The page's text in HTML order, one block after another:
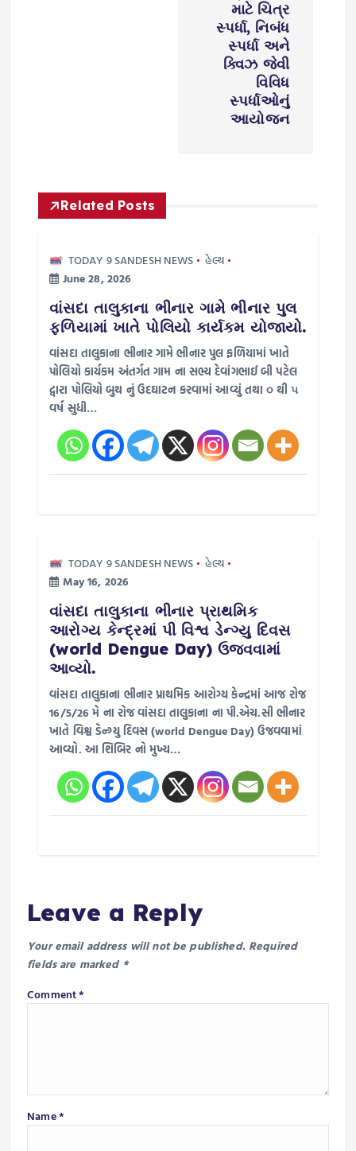
n
માટે ચિત્ર
સ્પર્ધા, નિબંધ
સ્પર્ધા અને
ક્વિઝ જેવી
વિવિધ
સ્પર્ધાઓનું
આયોજન
Related Posts
TODAY 9 SANDESH NEWS
હેલ્થ
June 28, 2026
વાંસદા તાલુકાના ભીનાર ગામે ભીનાર પુલ
ફળિયામાં ખાતે પોલિયો કાર્યકમ યોજાયો.
વાંસદા તાલુકાના ભીનાર ગામે ભીનાર પુલ ફળિયામાં ખાતે
પોલિયો કાર્યકમ અંતર્ગત ગામ ના સભ્ય દેવાંગભાઈ બી પટેલ
દ્વારા પોલિયો બુથ નું ઉદઘાટન કરવામાં આવ્યું તથા ૦ થી ૫
વર્ષ સુધી…
TODAY 9 SANDESH NEWS
હેલ્થ
May 16, 2026
વાંસદા તાલુકાના ભીનાર પ્રાથમિક
આરોગ્ય કેન્દ્રમાં પી વિશ્વ ડેન્ગ્યુ દિવસ
(world Dengue Day) ઉજવવામાં
આવ્યો.
વાંસદા તાલુકાના ભીનાર પ્રાથમિક આરોગ્ય કેન્દ્રમાં આજ રોજ
16/5/26 મે‌ ના રોજ વાંસદા તાલુકાના ના પી.એચ.સી ભીનાર
ખાતે વિશ્વ ડેન્ગ્યુ દિવસ (world Dengue Day) ઉજવવામાં
આવ્યો. આ શિબિર નો મુખ્ય…
Leave a Reply
Your email address will not be published. Required
fields are marked *
Comment*
Name*